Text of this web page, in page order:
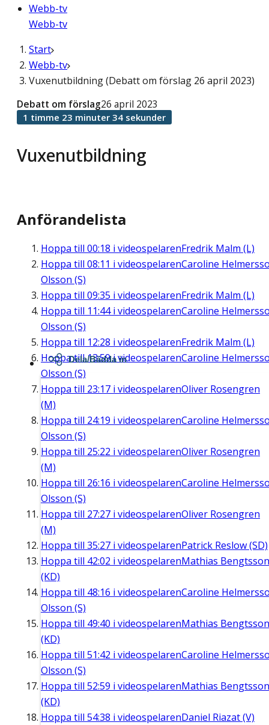
Webb-tv
Webb-tv
Start
Webb-tv
Vuxenutbildning (Debatt om förslag 26 april 2023)
Vuxenutbildning
Debatt om förslag26 april 2023
1 timme 23 minuter 34 sekunder
Anförandelista
Hoppa till 00:18 i videospelarenFredrik Malm (L)
Hoppa till 08:11 i videospelarenCaroline
Olsson (S)
Hoppa till 09:35 i videospelarenFredrik Malm (L)
Hoppa till 11:44i videospelarenCaroline
Olsson (S)
Hoppa till 12:28 i videospelarenFredrik Malm (L)
Hoppa till13:59i videospelarenCaroline
Olsson (S)
Hoppa till 23:17 i videospelarenOliver Rosengren
(M)
Hoppa till 24:19 i videospelarenCaroline
Olsson (S)
Hoppa till 25:22 i videospelarenOliver Rosengren
(M)
Hoppa till 26:16 i videospelarenCaroline
Olsson (S)
Hoppa till 27:27 i videospelarenOliver Rosengren
(M)
Hoppa till 35:27 i videospelarenPatrick Reslow (SD)
Hoppa till 42:02 i videospelarenMathias Bengtsson
(KD)
Hoppa till 48:16 i videospelarenCaroline
Olsson (S)
Hoppa till 49:40 i videospelarenMathias Bengtsson
(KD)
Hoppa till 51:42 i videospelarenCaroline
Olsson (S)
Hoppa till 52:59 i videospelarenMathias Bengtsson
(KD)
Hoppa till 54:38 i videospelarenDaniel Riazat (V)
Dela/Bädda in